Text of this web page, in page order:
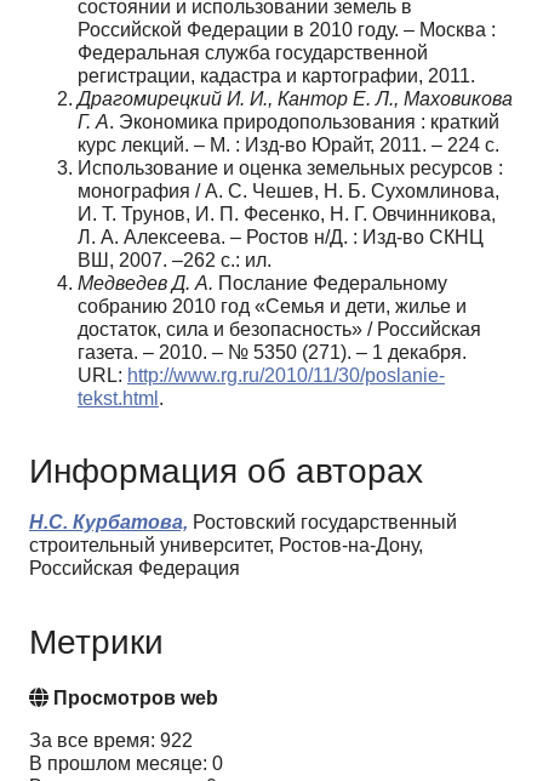
состоянии и использовании земель в
Российской Федерации в 2010 году. – Москва :
Федеральная служба государственной
регистрации, кадастра и картографии, 2011.
Драгомирецкий И. И., Кантор Е. Л., Маховикова
Г. А. Экономика природопользования : краткий
курс лекций. – М. : Изд-во Юрайт, 2011. – 224 с.
Использование и оценка земельных ресурсов :
монография / А. С. Чешев, Н. Б. Сухомлинова,
И. Т. Трунов, И. П. Фесенко, Н. Г. Овчинникова,
Л. А. Алексеева. – Ростов н/Д. : Изд-во СКНЦ
ВШ, 2007. –262 с.: ил.
Медведев Д. А. Послание Федеральному
собранию 2010 год «Семья и дети, жилье и
достаток, сила и безопасность» / Российская
газета. – 2010. – № 5350 (271). – 1 декабря.
URL: http://www.rg.ru/2010/11/30/poslanie-
tekst.html .
Информация об авторах
Н.С. Курбатова, Ростовский государственный
строительный университет, Ростов-на-Дону,
Российская Федерация
Метрики
Просмотров web
За все время: 922
В прошлом месяце: 0